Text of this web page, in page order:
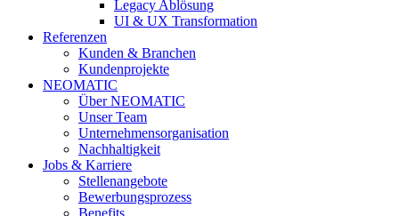
Legacy Ablösung
UI & UX Transformation
Referenzen
Kunden & Branchen
Kundenprojekte
NEOMATIC
Über NEOMATIC
Unser Team
Unternehmensorganisation
Nachhaltigkeit
Jobs & Karriere
Stellenangebote
Bewerbungsprozess
Benefits